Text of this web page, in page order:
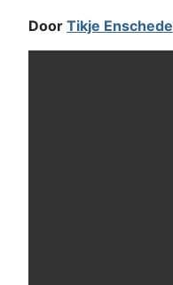
Door Tikje Enschede